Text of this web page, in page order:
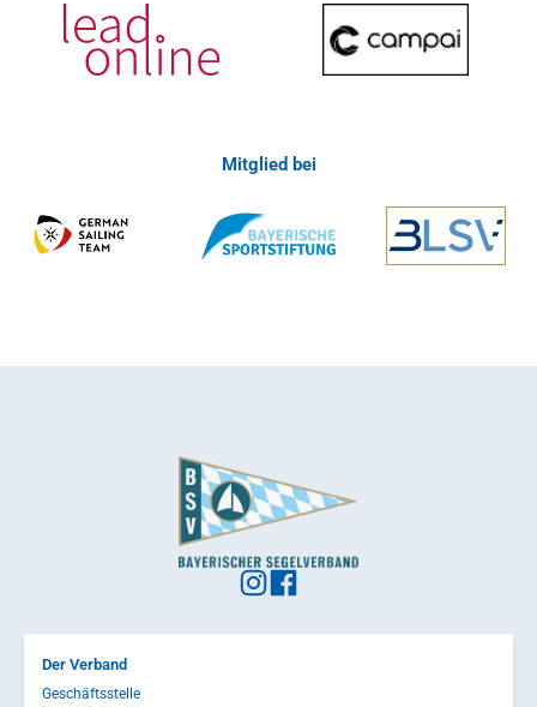
Mitglied bei
Der Verband
Geschäftsstelle